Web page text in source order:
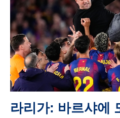
라리가: 바르샤에